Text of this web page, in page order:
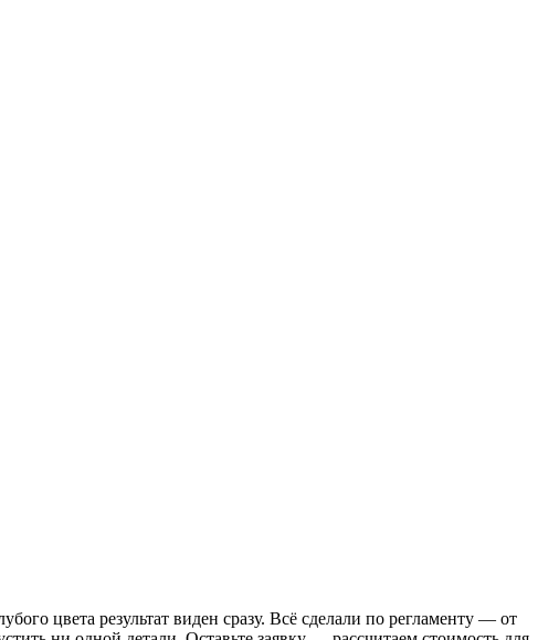
цвета результат виден сразу. Всё сделали по регламенту — от